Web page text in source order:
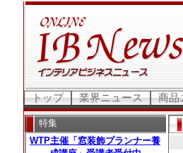
トップ 業界ニュース 商品
特集